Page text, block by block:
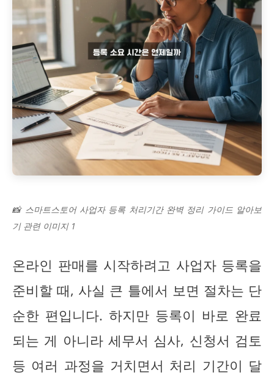
📸 스마트스토어 사업자 등록 처리기간 완벽 정리 가이드 알아보
기 관련 이미지 1
온라인 판매를 시작하려고 사업자 등록을
준비할 때, 사실 큰 틀에서 보면 절차는 단
순한 편입니다. 하지만 등록이 바로 완료
되는 게 아니라 세무서 심사, 신청서 검토
등 여러 과정을 거치면서 처리 기간이 달